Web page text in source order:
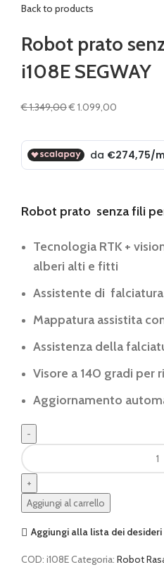
Back to products
Robot prato
i108E SEGWAY
€1.349,00Il
era:
€ 1.349,00.
€ 1.099,00
è:
€
Robot prato senza fili
Tecnologia RTK +
alberi alti e fitti
Assistente di
Mappatura assistita
Assistenza della
Visore a 140 gradi per
Aggiornamento
Robot
prato
senza
fili
navimow
i108E
quantità
Aggiungi al carrello
Aggiungi alla lista dei desideri
COD: i108ECategoria: Robot